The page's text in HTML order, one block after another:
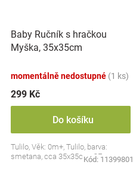
Baby Ručník s hračkou
Myška, 35x35cm
momentálně nedostupné (1 ks)
299 Kč
Do košíku
Tulilo, Věk: 0m+, Tulilo, barva:
smetana, cca 35x35cm, CE
Kód: 11399801